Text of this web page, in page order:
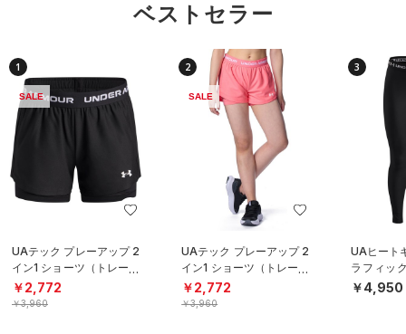
ベストセラー
1
SALE
UAテック プレーアップ 2
イン1 ショーツ（トレーニ
ング/GIRLS）
￥2,772
￥3,960
2
SALE
UAテック プレーアップ 2
イン1 ショーツ（トレーニ
ング/GIRLS）
￥2,772
￥3,960
3
UAヒート
ラフィッ
レーニン
￥4,950